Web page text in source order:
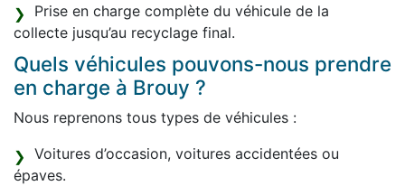
Prise en charge complète du véhicule de la
collecte jusqu’au recyclage final.
Quels véhicules pouvons-nous prendre
en charge à Brouy ?
Nous reprenons tous types de véhicules :
Voitures d’occasion, voitures accidentées ou
épaves.